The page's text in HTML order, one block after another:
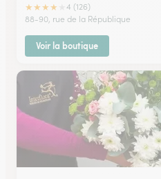
★★★★
4 (126)
88-90, rue de la République
Voir la boutique